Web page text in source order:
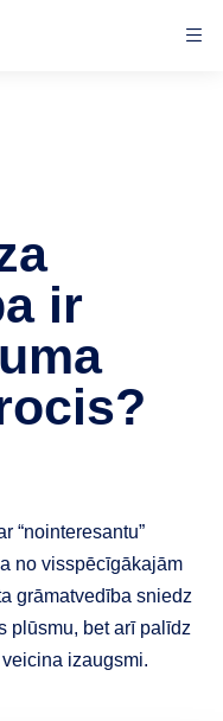
ir
“nointeresantu”
no visspēcīgākajām
grāmatvedība sniedz
plūsmu, bet arī palīdz
izaugsmi.